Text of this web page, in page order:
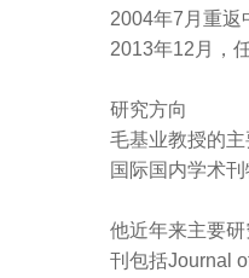
2004年7月重返
2013年12月，
研究方向
毛基业教授的
国际国内学术
他近年来主要
刊包括Journal